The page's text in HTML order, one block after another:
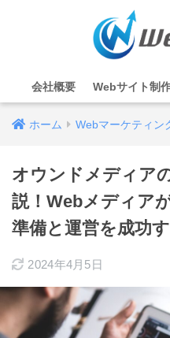
会社概要 Webサイト制
ホーム Webマーケティン
オウンドメディア
説！Webメディア
準備と運営を成功
2024年4月5日